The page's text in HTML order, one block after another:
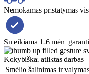
Nemokamas pristatymas
Suteikiama 1-6 mėn.
Kokybiškai atliktas darbas
Smėlio šalinimas ir valymas